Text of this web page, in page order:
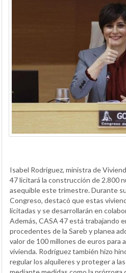
Isabel Rodríguez, ministra de
47 licitará la construcción de 2.800
asequible este trimestre. Durante
Congreso, destacó que estas
licitadas y se desarrollarán en
Además, CASA 47 está trabajando
procedentes de la Sareb y planea
valor de 100 millones de euros para
vivienda. Rodríguez también hizo
regular los alquileres y proteger a